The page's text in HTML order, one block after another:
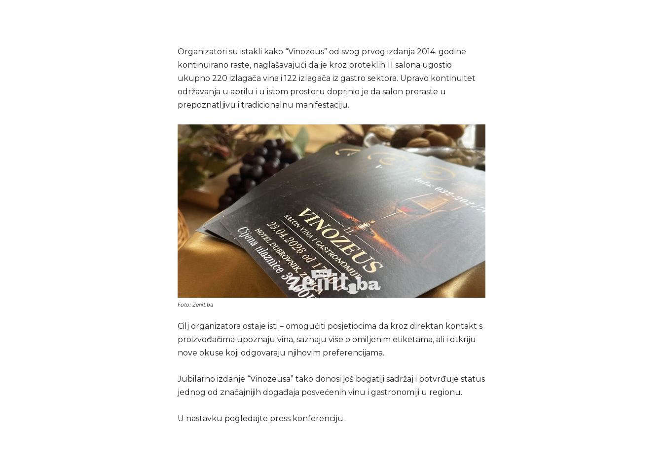
Organizatori su istakli kako “Vinozeus” od svog prvog izdanja 2014. godine
kontinuirano raste, naglašavajući da je kroz proteklih 11 salona ugostio
ukupno 220 izlagača vina i 122 izlagača iz gastro sektora. Upravo kontinuitet
održavanja u aprilu i u istom prostoru doprinio je da salon preraste u
prepoznatljivu i tradicionalnu manifestaciju.
Foto: Zenit.ba
Cilj organizatora ostaje isti – omogućiti posjetiocima da kroz direktan kontakt s
proizvođačima upoznaju vina, saznaju više o omiljenim etiketama, ali i otkriju
nove okuse koji odgovaraju njihovim preferencijama.
Jubilarno izdanje “Vinozeusa” tako donosi još bogatiji sadržaj i potvrđuje status
jednog od značajnijih događaja posvećenih vinu i gastronomiji u regionu.
U nastavku pogledajte press konferenciju.